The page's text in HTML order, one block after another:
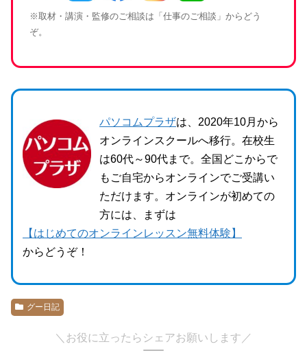
※取材・講演・監修のご相談は「仕事のご相談」からどう
ぞ。
パソコムプラザは、2020年10月から
オンラインスクールへ移行。在校生
は60代～90代まで。全国どこからで
もご自宅からオンラインでご受講い
ただけます。オンラインが初めての
方には、まずは
【はじめてのオンラインレッスン無料体験】
からどうぞ！
グー日記
＼お役に立ったらシェアお願いします／